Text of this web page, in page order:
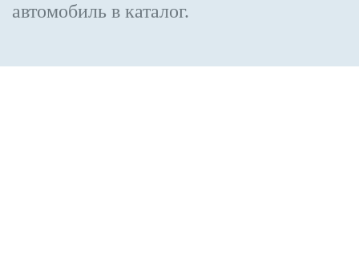
автомобиль в каталог.